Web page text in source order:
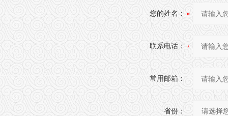
您的姓名：
联系电话：
常用邮箱：
省份：